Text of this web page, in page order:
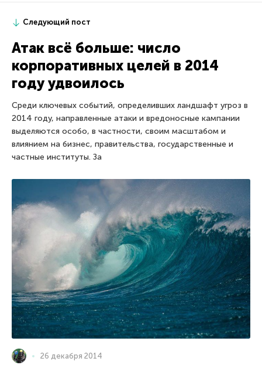
Следующий пост
Атак всё больше: число
корпоративных целей в 2014
году удвоилось
Среди ключевых событий, определивших ландшафт угроз в
2014 году, направленные атаки и вредоносные кампании
выделяются особо, в частности, своим масштабом и
влиянием на бизнес, правительства, государственные и
частные институты. За
26 декабря 2014